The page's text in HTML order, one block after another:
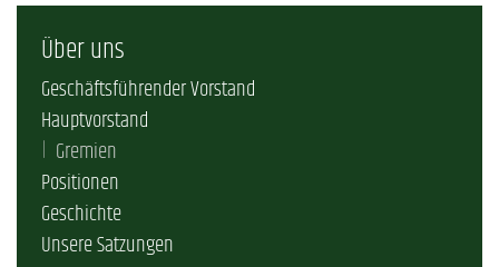
Über uns
Geschäftsführender Vorstand
Hauptvorstand
Gremien
Positionen
Geschichte
Unsere Satzungen